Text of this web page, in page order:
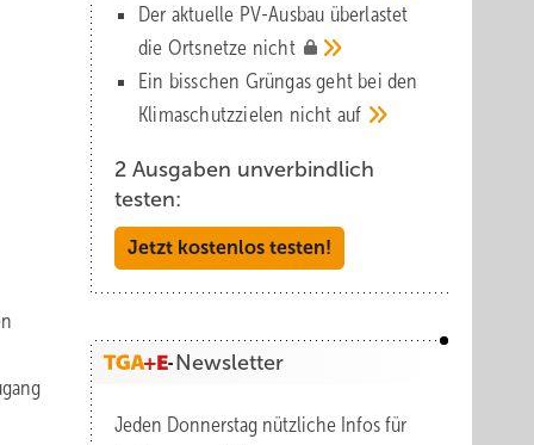
Der aktuelle PV-Ausbau über­lastet
die Orts­netze nicht
Ein bisschen Grüngas geht bei den
Klima­schutz­zielen nicht auf
2 Ausgaben unverbindlich
testen:
Jetzt kostenlos testen!
Newsletter
Jeden Donnerstag nützliche Infos für